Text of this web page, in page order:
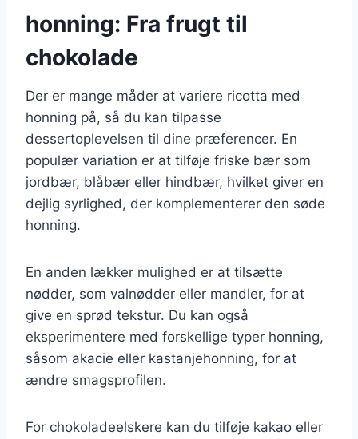
honning: Fra frugt til
chokolade
Der er mange måder at variere ricotta med
honning på, så du kan tilpasse
dessertoplevelsen til dine præferencer. En
populær variation er at tilføje friske bær som
jordbær, blåbær eller hindbær, hvilket giver en
dejlig syrlighed, der komplementerer den søde
honning.
En anden lækker mulighed er at tilsætte
nødder, som valnødder eller mandler, for at
give en sprød tekstur. Du kan også
eksperimentere med forskellige typer honning,
såsom akacie eller kastanjehonning, for at
ændre smagsprofilen.
For chokoladeelskere kan du tilføje kakao eller